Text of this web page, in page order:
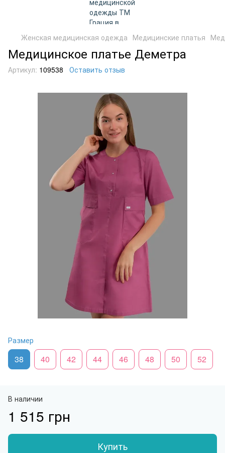
Женская медицинская одежда Медицинские платья
Медицинское платье Деметра
Артикул: 109538 Оставить отзыв
Размер
38 40 42 44 46 48 50 52
В наличии
1 515 грн
Купить